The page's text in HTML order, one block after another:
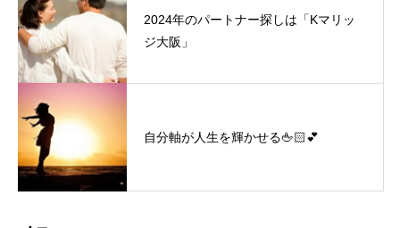
2024年のパートナー探しは「Kマリッ
ジ大阪」
自分軸が人生を輝かせる🖕🏻💕